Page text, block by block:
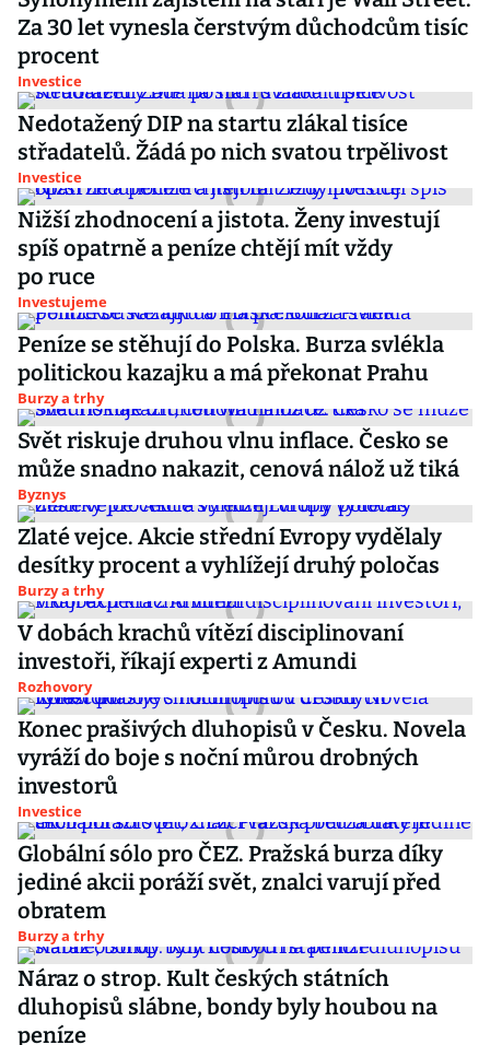
Za 30 let vynesla čerstvým důchodcům tisíc
procent
Investice
Nedotažený DIP na startu zlákal tisíce
střadatelů. Žádá po nich svatou trpělivost
Investice
Nižší zhodnocení a jistota. Ženy investují
spíš opatrně a peníze chtějí mít vždy
po ruce
Investujeme
Peníze se stěhují do Polska. Burza svlékla
politickou kazajku a má překonat Prahu
Burzy a trhy
Svět riskuje druhou vlnu inflace. Česko se
může snadno nakazit, cenová nálož už tiká
Byznys
Zlaté vejce. Akcie střední Evropy vydělaly
desítky procent a vyhlížejí druhý poločas
Burzy a trhy
V dobách krachů vítězí disciplinovaní
investoři, říkají experti z Amundi
Rozhovory
Konec prašivých dluhopisů v Česku. Novela
vyráží do boje s noční můrou drobných
investorů
Investice
Globální sólo pro ČEZ. Pražská burza díky
jediné akcii poráží svět, znalci varují před
obratem
Burzy a trhy
Náraz o strop. Kult českých státních
dluhopisů slábne, bondy byly houbou na
peníze